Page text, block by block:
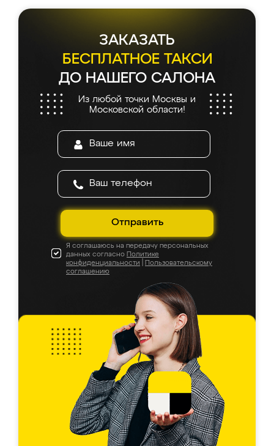
ЗАКАЗАТЬ
БЕСПЛАТНОЕ ТАКСИ
ДО НАШЕГО САЛОНА
Из любой точки Москвы и
Московской области!
Отправить
Я соглашаюсь на передачу персональных
данных согласно Политике
конфиденциальности
Пользовательскому
соглашению